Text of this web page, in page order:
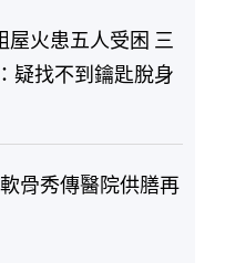
屋火患五人受困 三
疑找不到鑰匙脫身
骨秀傳醫院供膳再